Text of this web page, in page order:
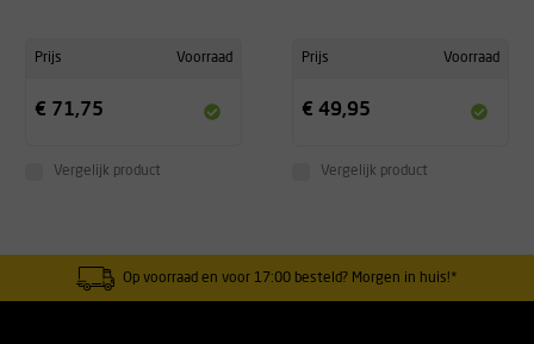
Prijs Voorraad
€ 71,75
Vergelijk product
Prijs Voorraad
€ 49,95
Vergelijk product
Op voorraad en voor 17:00 besteld? Morgen in huis!*